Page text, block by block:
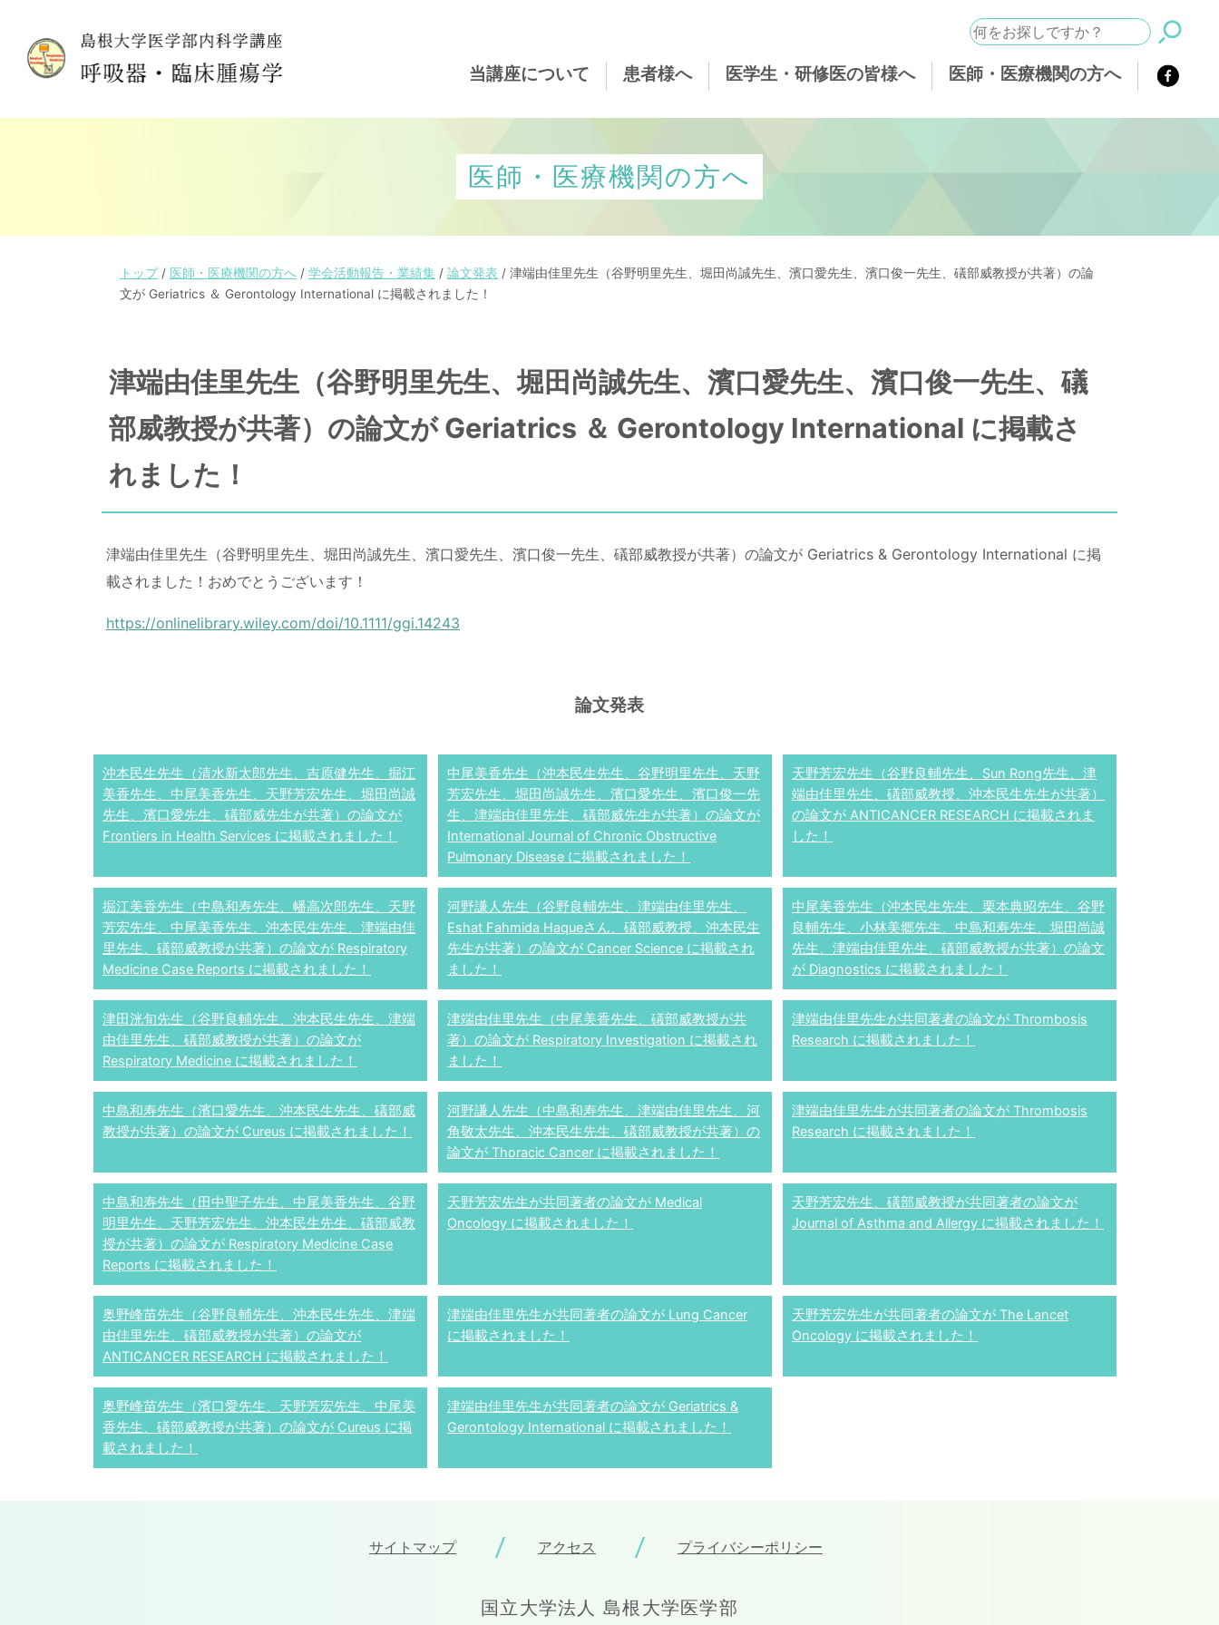
当講座について 患者様へ 医学生・研修医の皆様へ 医師・医療機関の方へ
医師・医療機関の方へ
現
在
トップ/ 医師・医療機関の方へ / 学会活動報告・業績集 / 論文発表 / 津端由佳里先生（谷野明里先生、堀田尚誠先生、濱口愛先生、濱口俊一先生、礒部威教授が共著）の論
文が Geriatrics ＆ Gerontology International に掲載されました！
津端由佳里先生（谷野明里先生、堀田尚誠先生、濱口愛先生、濱口俊一先生、礒
部威教授が共著）の論文が Geriatrics ＆ Gerontology International に掲載さ
れました！
津端由佳里先生（谷野明里先生、堀田尚誠先生、濱口愛先生、濱口俊一先生、礒部威教授が共著）の論文が Geriatrics & Gerontology International に掲
載されました！おめでとうございます！
https://onlinelibrary.wiley.com/doi/10.1111/ggi.14243
論文発表
沖本民生先生（清水新太郎先生、吉原健先生、掘江
美香先生、中尾美香先生、天野芳宏先生、堀田尚誠
先生、濱口愛先生、礒部威先生が共著）の論文が
Frontiers in Health Services に掲載されました！
中尾美香先生（沖本民生先生、谷野明里先生、天野
芳宏先生、堀田尚誠先生、濱口愛先生、濱口俊一先
生、津端由佳里先生、礒部威先生が共著）の論文が
International Journal of Chronic Obstructive
Pulmonary Disease に掲載されました！
天野芳宏先生（谷野良輔先生、Sun Rong先生、津
端由佳里先生、礒部威教授、沖本民生先生が共著）
の論文が ANTICANCER RESEARCH に掲載されま
した！
掘江美香先生（中島和寿先生、幡高次郎先生、天野
芳宏先生、中尾美香先生、沖本民生先生、津端由佳
里先生、礒部威教授が共著）の論文が Respiratory
Medicine Case Reports に掲載されました！
河野謙人先生（谷野良輔先生、津端由佳里先生、
Eshat Fahmida Haqueさん、礒部威教授、沖本民生
先生が共著）の論文が Cancer Science に掲載され
ました！
中尾美香先生（沖本民生先生、栗本典昭先生、谷野
良輔先生、小林美郷先生、中島和寿先生、堀田尚誠
先生、津端由佳里先生、礒部威教授が共著）の論文
が Diagnostics に掲載されました！
津田洸旬先生（谷野良輔先生、沖本民生先生、津端
由佳里先生、礒部威教授が共著）の論文が
Respiratory Medicine に掲載されました！
津端由佳里先生（中尾美香先生、礒部威教授が共
著）の論文が Respiratory Investigation に掲載され
ました！
津端由佳里先生が共同著者の論文が Thrombosis
Research に掲載されました！
中島和寿先生（濱口愛先生、沖本民生先生、礒部威
教授が共著）の論文が Cureus に掲載されました！
河野謙人先生（中島和寿先生、津端由佳里先生、河
角敬太先生、沖本民生先生、礒部威教授が共著）の
論文が Thoracic Cancer に掲載されました！
津端由佳里先生が共同著者の論文が Thrombosis
Research に掲載されました！
中島和寿先生（田中聖子先生、中尾美香先生、谷野
明里先生、天野芳宏先生、沖本民生先生、礒部威教
授が共著）の論文が Respiratory Medicine Case
Reports に掲載されました！
天野芳宏先生が共同著者の論文が Medical
Oncology に掲載されました！
天野芳宏先生、礒部威教授が共同著者の論文が
Journal of Asthma and Allergy に掲載されました！
奥野峰苗先生（谷野良輔先生、沖本民生先生、津端
由佳里先生、礒部威教授が共著）の論文が
ANTICANCER RESEARCH に掲載されました！
津端由佳里先生が共同著者の論文が Lung Cancer
に掲載されました！
天野芳宏先生が共同著者の論文が The Lancet
Oncology に掲載されました！
奥野峰苗先生（濱口愛先生、天野芳宏先生、中尾美
香先生、礒部威教授が共著）の論文が Cureus に掲
載されました！
津端由佳里先生が共同著者の論文が Geriatrics &
Gerontology International に掲載されました！
サイトマップ アクセス プライバシーポリシー
国立大学法人 島根大学医学部